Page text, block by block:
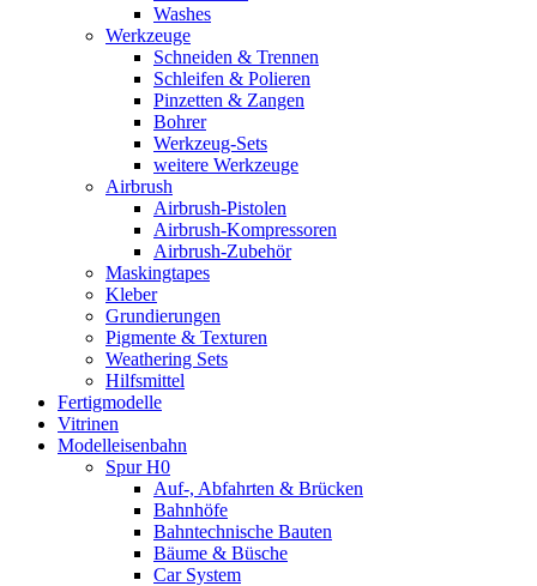
Washes
Werkzeuge
Schneiden & Trennen
Schleifen & Polieren
Pinzetten & Zangen
Bohrer
Werkzeug-Sets
weitere Werkzeuge
Airbrush
Airbrush-Pistolen
Airbrush-Kompressoren
Airbrush-Zubehör
Maskingtapes
Kleber
Grundierungen
Pigmente & Texturen
Weathering Sets
Hilfsmittel
Fertigmodelle
Vitrinen
Modelleisenbahn
Spur H0
Auf-, Abfahrten & Brücken
Bahnhöfe
Bahntechnische Bauten
Bäume & Büsche
Car System